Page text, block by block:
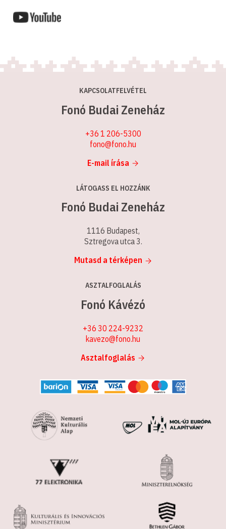
KAPCSOLATFELVÉTEL
Fonó Budai Zeneház
+36 1 206-5300
fono@fono.hu
E-mail írása
LÁTOGASS EL HOZZÁNK
Fonó Budai Zeneház
1116 Budapest,
Sztregova utca 3.
Mutasd a térképen
ASZTALFOGLALÁS
Fonó Kávézó
+36 30 224-9232
kavezo@fono.hu
Asztalfoglalás